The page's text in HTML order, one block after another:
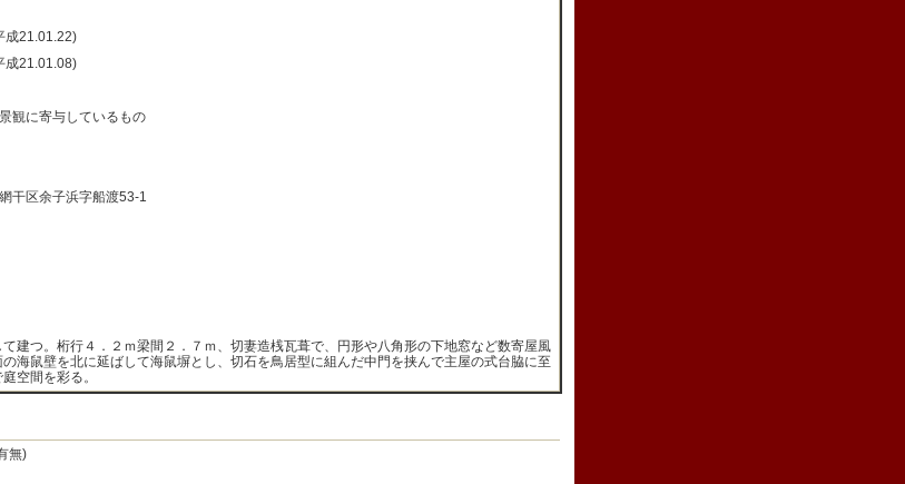
成21.01.22)
成21.01.08)
観に寄与しているもの
干区余子浜字船渡53-1
建つ。桁行４．２ｍ梁間２．７ｍ、切妻造桟瓦葺で、円形や八角形の下地窓など数寄屋風
海鼠壁を北に延ばして海鼠塀とし、切石を鳥居型に組んだ中門を挟んで主屋の式台脇に至
空間を彩る。
無)